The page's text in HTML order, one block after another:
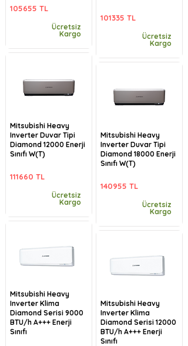
105655 TL
Ücretsiz
Kargo
Mitsubishi Heavy
Inverter Duvar Tipi
Diamond 12000 Enerji
Sınıfı W(T)
111660 TL
Ücretsiz
Kargo
Mitsubishi Heavy
Inverter Klima
Diamond Serisi 9000
BTU/h A+++ Enerji
Sınıfı
101335 TL
Ücretsiz
Kargo
Mitsubishi Heavy
Inverter Duvar Tipi
Diamond 18000 Enerji
Sınıfı W(T)
140955 TL
Ücretsiz
Kargo
Mitsubishi Heavy
Inverter Klima
Diamond Serisi 12000
BTU/h A+++ Enerji
Sınıfı